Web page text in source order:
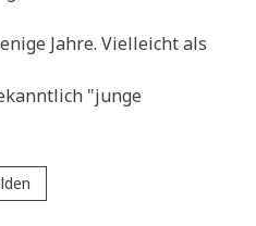
Jah­re. Viel­leicht als
"jun­ge